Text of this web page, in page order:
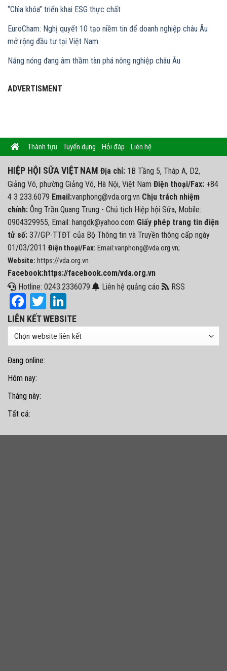
“Chìa khóa” triển khai ESG thực chất
EuroCham: Nghị quyết 10 tạo niềm tin để doanh nghiệp châu Âu
mở rộng đầu tư tại Việt Nam
Nắng nóng đang âm thầm tàn phá nông nghiệp châu Âu
ADVERTISMENT
Thành tựu Tuyển dụng Hỏi đáp Liên hệ
HIỆP HỘI SỮA VIỆT NAM Địa chỉ: 1B Tầng 5, Tháp A, D2,
Giảng Võ, phường Giảng Võ, Hà Nội, Việt Nam Điện thoại/Fax: +84
4 3 233.6079 Email:vanphong@vda.org.vn Chịu trách nhiệm
chính: Ông Trần Quang Trung - Chủ tịch Hiệp hội Sữa, Mobile:
0904329955, Email: hangdk@yahoo.com Giấy phép trang tin điện
tử số: 37/GP-TTĐT của Bộ Thông tin và Truyền thông cấp ngày
01/03/2011 Điện thoại/Fax: Email:vanphong@vda.org.vn;
Website: https://vda.org.vn
Facebook:https://facebook.com/vda.org.vn
Hotline: 0243.2336079
Liên hệ quảng cáo RSS
Facebook
Twitter
LIÊN KẾT WEBSITE
Đang online:
Hôm nay:
Tháng này:
Tất cả: